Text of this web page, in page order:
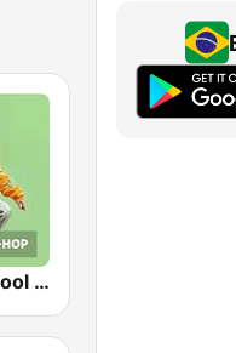
RPR1. Oldschool Hip-Hop